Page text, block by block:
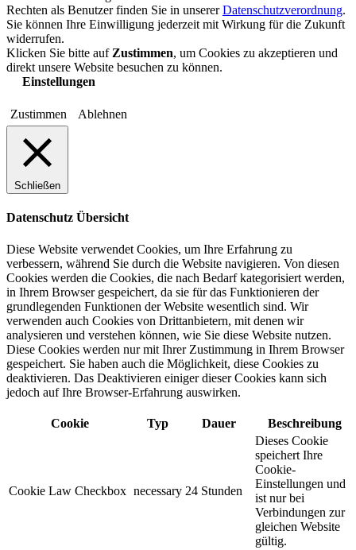
Rechten als Benutzer finden Sie in unsererDatenschutzverordnung.
Sie können Ihre Einwilligung jederzeit mit Wirkung für die Zukunft
widerrufen.
Klicken Sie bitte auf Zustimmen, um Cookies zu akzeptieren und
direkt unsere Website besuchen zu können.
Einstellungen
Zustimmen Ablehnen
Schließen
Datenschutz Übersicht
Diese Website verwendet Cookies, um Ihre Erfahrung zu
verbessern, während Sie durch die Website navigieren. Von diesen
Cookies werden die Cookies, die nach Bedarf kategorisiert werden,
in Ihrem Browser gespeichert, da sie für das Funktionieren der
grundlegenden Funktionen der Website wesentlich sind. Wir
verwenden auch Cookies von Drittanbietern, mit denen wir
analysieren und verstehen können, wie Sie diese Website nutzen.
Diese Cookies werden nur mit Ihrer Zustimmung in Ihrem Browser
gespeichert. Sie haben auch die Möglichkeit, diese Cookies zu
deaktivieren. Das Deaktivieren einiger dieser Cookies kann sich
jedoch auf Ihre Browser-Erfahrung auswirken.
Cookie Typ Dauer Beschreibung
Cookie Law Checkbox necessary 24 Stunden
Dieses Cookie
speichert Ihre
Cookie-
Einstellungen und
ist nur bei
Verbindungen zur
gleichen Website
gültig.